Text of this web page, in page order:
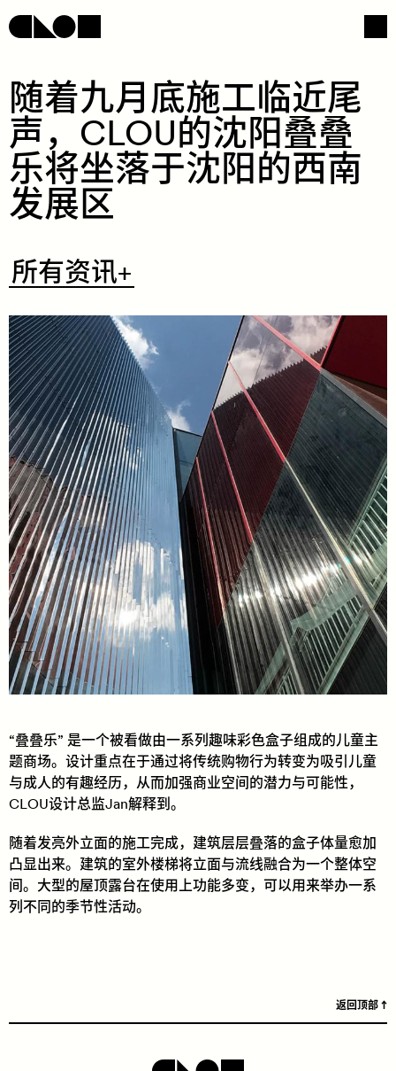
网页导航 社交媒体
​随​​着​​九​​月​​底​​施​​工​​临​​近​​尾​​
声，​CLOU​的​​沈​​阳​​叠​​叠​​
乐​​将​​坐​​落​​于​​沈​​阳​​的​​西​​南​​
发​​展​​区​
​所有资讯+
所有资讯+
“叠叠乐” 是一个被看做由一系列趣味彩色盒子组成的儿童主
题商场。设计重点在于通过将传统购物行为转变为吸引儿童
与成人的有趣经历，从而加强商业空间的潜力与可能性，
CLOU设计总监Jan解释到。
随着发亮外立面的施工完成，建筑层层叠落的盒子体量愈加
凸显出来。建筑的室外楼梯将立面与流线融合为一个整体空
间。大型的屋顶露台在使用上功能多变，可以用来举办一系
列不同的季节性活动。
返回顶部